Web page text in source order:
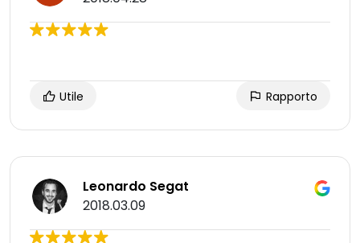
Utile Rapporto
Leonardo Segat
2018.03.09